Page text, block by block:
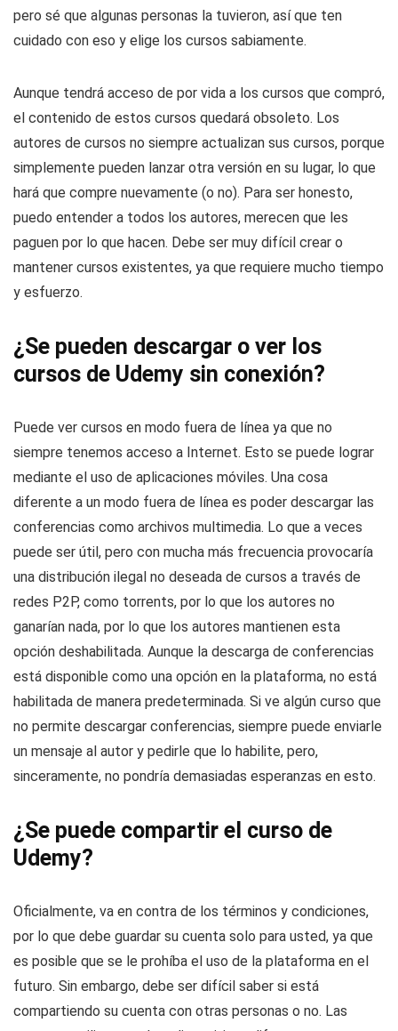
pero sé que algunas personas la tuvieron, así que ten
cuidado con eso y elige los cursos sabiamente.
Aunque tendrá acceso de por vida a los cursos que compró,
el contenido de estos cursos quedará obsoleto. Los
autores de cursos no siempre actualizan sus cursos, porque
simplemente pueden lanzar otra versión en su lugar, lo que
hará que compre nuevamente (o no). Para ser honesto,
puedo entender a todos los autores, merecen que les
paguen por lo que hacen. Debe ser muy difícil crear o
mantener cursos existentes, ya que requiere mucho tiempo
y esfuerzo.
¿Se pueden descargar o ver los
cursos de Udemy sin conexión?
Puede ver cursos en modo fuera de línea ya que no
siempre tenemos acceso a Internet. Esto se puede lograr
mediante el uso de aplicaciones móviles. Una cosa
diferente a un modo fuera de línea es poder descargar las
conferencias como archivos multimedia. Lo que a veces
puede ser útil, pero con mucha más frecuencia provocaría
una distribución ilegal no deseada de cursos a través de
redes P2P, como torrents, por lo que los autores no
ganarían nada, por lo que los autores mantienen esta
opción deshabilitada. Aunque la descarga de conferencias
está disponible como una opción en la plataforma, no está
habilitada de manera predeterminada. Si ve algún curso que
no permite descargar conferencias, siempre puede enviarle
un mensaje al autor y pedirle que lo habilite, pero,
sinceramente, no pondría demasiadas esperanzas en esto.
¿Se puede compartir el curso de
Udemy?
Oficialmente, va en contra de los términos y condiciones,
por lo que debe guardar su cuenta solo para usted, ya que
es posible que se le prohíba el uso de la plataforma en el
futuro. Sin embargo, debe ser difícil saber si está
compartiendo su cuenta con otras personas o no. Las